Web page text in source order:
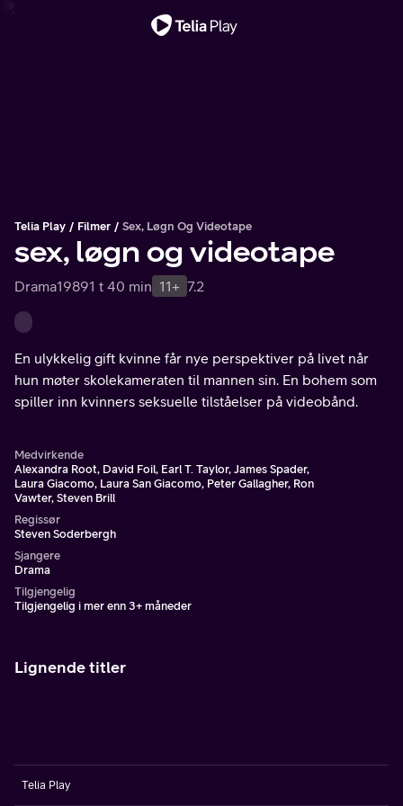
Telia Play Filmer Sex, Løgn Og Videotape
sex, løgn og videotape
Drama19891 t 40 min 11+ 7.2
En ulykkelig gift kvinne får nye perspektiver på livet når
hun møter skolekameraten til mannen sin. En bohem som
spiller inn kvinners seksuelle tilståelser på videobånd.
Medvirkende
Alexandra Root, David Foil, Earl T. Taylor, James Spader,
Laura Giacomo, Laura San Giacomo, Peter Gallagher, Ron
Vawter, Steven Brill
Regissør
Steven Soderbergh
Sjangere
Drama
Tilgjengelig
Tilgjengelig i mer enn 3+ måneder
Lignende titler
Telia Play